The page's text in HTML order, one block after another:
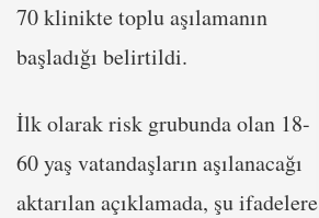
70 klinikte toplu aşılamanın
başladığı belirtildi.
İlk olarak risk grubunda olan 18-
60 yaş vatandaşların aşılanacağı
aktarılan açıklamada, şu ifadelere